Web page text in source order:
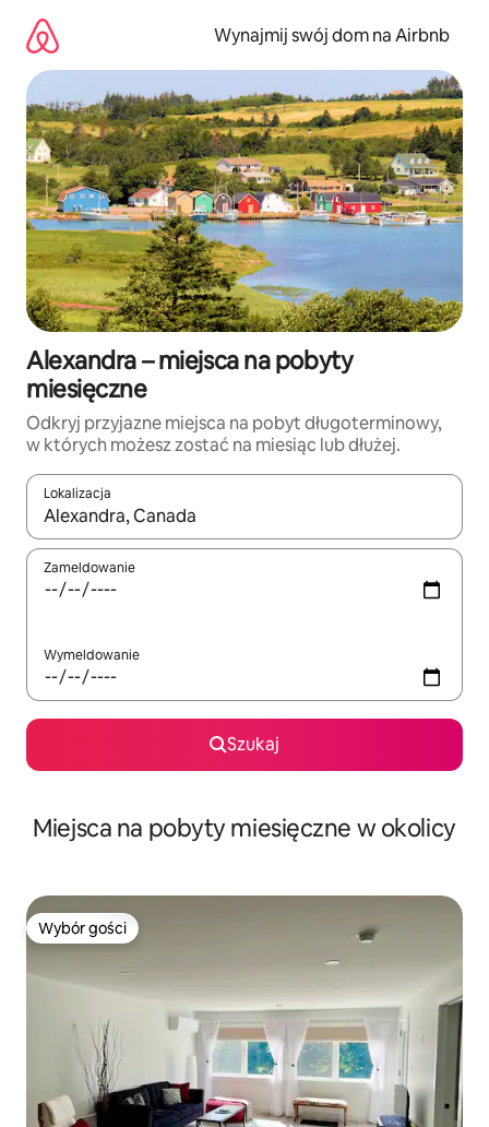
treści
Wynajmij swój dom na Airbnb
Alexandra – miejsca na pobyty
miesięczne
Odkryj przyjazne miejsca na pobyt długoterminowy,
w których możesz zostać na miesiąc lub dłużej.
Lokalizacja
Gdy wyniki będą dostępne, możesz poruszać się po nich za
Zameldowanie
Wymeldowanie
Szukaj
Miejsca na pobyty miesięczne w okolicy
Wybór gości
Wybór gości